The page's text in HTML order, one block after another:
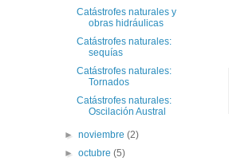
Catástrofes naturales y
obras hidráulicas
Catástrofes naturales:
sequías
Catástrofes naturales:
Tornados
Catástrofes naturales:
Oscilación Austral
►noviembre(2)
►octubre(5)